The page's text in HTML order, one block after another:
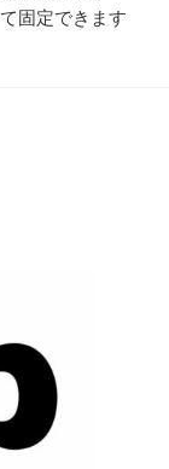
固定できます